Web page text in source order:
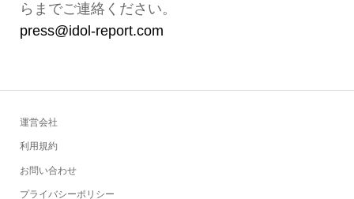
らまでご連絡ください。
press@idol-report.com
運営会社
利用規約
お問い合わせ
プライバシーポリシー